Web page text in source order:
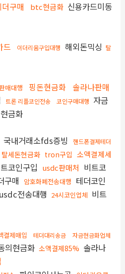
구매 btc현금화 신용카드미동
드 이더리움구입대행 해외돈믹싱 탈
매대행 핑돈현금화 솔라나판매
트론 리플코인전송 코인구매대행 자금
금화
국내거래소fds증빙
핸드폰결제테더
탈세돈현금화 tron구입 소액결제세
코인구입 usdc판매처 비트코
구매 암호화폐전송대행 테더코인
usdc전송대행 24시코인업체 비트
결제매입 테더대리송금 자금현금화업체
의현금화 소액결제85% 솔라나